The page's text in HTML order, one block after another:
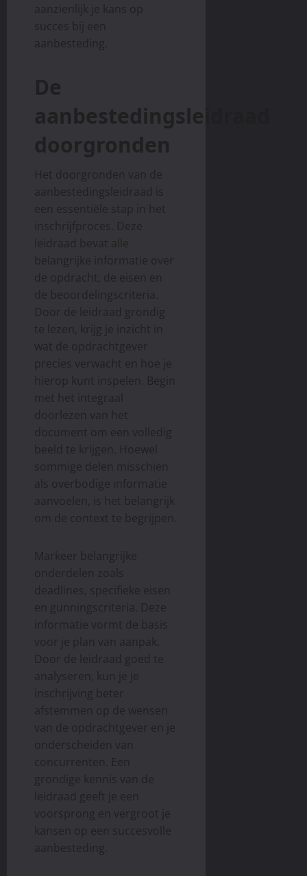
aanzienlijk je kans op
succes bij een
aanbesteding.
De
aanbestedingsleidraad
doorgronden
Het doorgronden van de
aanbestedingsleidraad is
een essentiële stap in het
inschrijfproces. Deze
leidraad bevat alle
belangrijke informatie over
de opdracht, de eisen en
de beoordelingscriteria.
Door de leidraad grondig
te lezen, krijg je inzicht in
wat de opdrachtgever
precies verwacht en hoe je
hierop kunt inspelen. Begin
met het integraal
doorlezen van het
document om een volledig
beeld te krijgen. Hoewel
sommige delen misschien
als overbodige informatie
aanvoelen, is het belangrijk
om de context te begrijpen.
Markeer belangrijke
onderdelen zoals
deadlines, specifieke eisen
en gunningscriteria. Deze
informatie vormt de basis
voor je plan van aanpak.
Door de leidraad goed te
analyseren, kun je je
inschrijving beter
afstemmen op de wensen
van de opdrachtgever en je
onderscheiden van
concurrenten. Een
grondige kennis van de
leidraad geeft je een
voorsprong en vergroot je
kansen op een succesvolle
aanbesteding.